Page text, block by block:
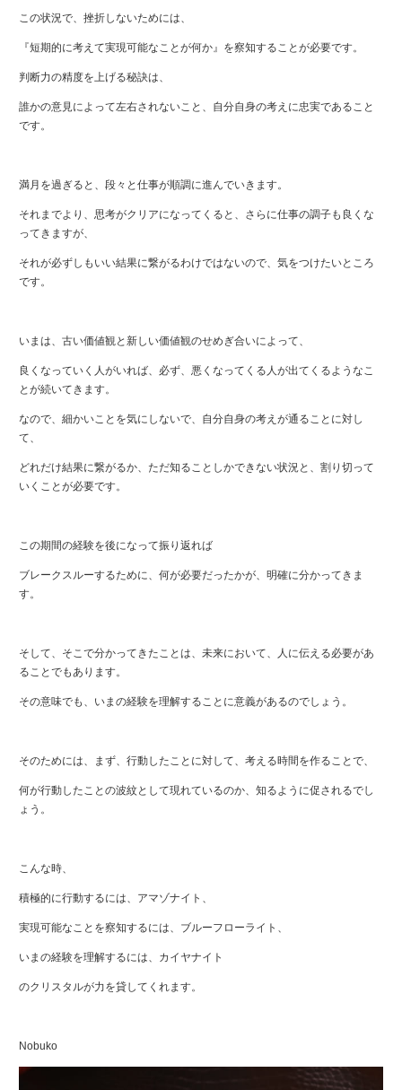
この状況で、挫折しないためには、
『短期的に考えて実現可能なことが何か』を察知することが必要です。
判断力の精度を上げる秘訣は、
誰かの意見によって左右されないこと、 自分自身の考えに忠実であること
です。
満月を過ぎると、段々と仕事が順調に進んでいきます。
それまでより、思考がクリアになってくると、さらに仕事の調子も良くな
ってきますが、
それが必ずしもいい結果に繋がるわけではないので、気をつけたいところ
です。
いまは、古い価値観と新しい価値観のせめぎ合いによって、
良 くなっていく人がいれば、必ず、悪くなってくる人が出てくるようなこ
とが続いてきます。
なので、細かいことを気にしないで、自分自身の考えが通ることに対し
て、
どれだけ結果に繋がるか、ただ知ることしかできない状況と、割り切って
いくことが必要です。
この期間の経験を後になって振り返れば
ブレークスルーするために、何が必要だったかが、明確に分かってきま
す。
そして、そこで分かってきたことは、未来において、人に伝える必要があ
ることでもあります。
その意味でも、いまの経験を理解することに意義があるのでしょう。
そのためには、まず、行動したことに対して、考える時間を作ることで、
何が行動したことの波紋として現れているのか、知るように促されるでし
ょう。
こんな時、
積極的に行動するには、アマゾナイト、
実現可能なことを察知するには、ブルーフローライト、
いまの経験を理解するには、カイヤナイト
のクリスタルが力を貸してくれます。
Nobuko